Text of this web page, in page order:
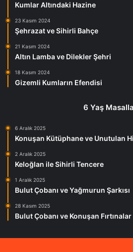
Kumlar Altındaki Hazine
23 Kasım 2024
Şehrazat ve Sihirli Bahçe
21 Kasım 2024
Altın Lamba ve Dilekler Şehri
18 Kasım 2024
Gizemli Kumların Efendisi
6 Yaş
6 Aralık 2025
Konuşan Kütüphane ve Unutulan
2 Aralık 2025
Keloğlan ile Sihirli Tencere
1 Aralık 2025
Bulut Çobanı ve Yağmurun Şarkısı
28 Kasım 2025
Bulut Çobanı ve Konuşan Fırtınalar